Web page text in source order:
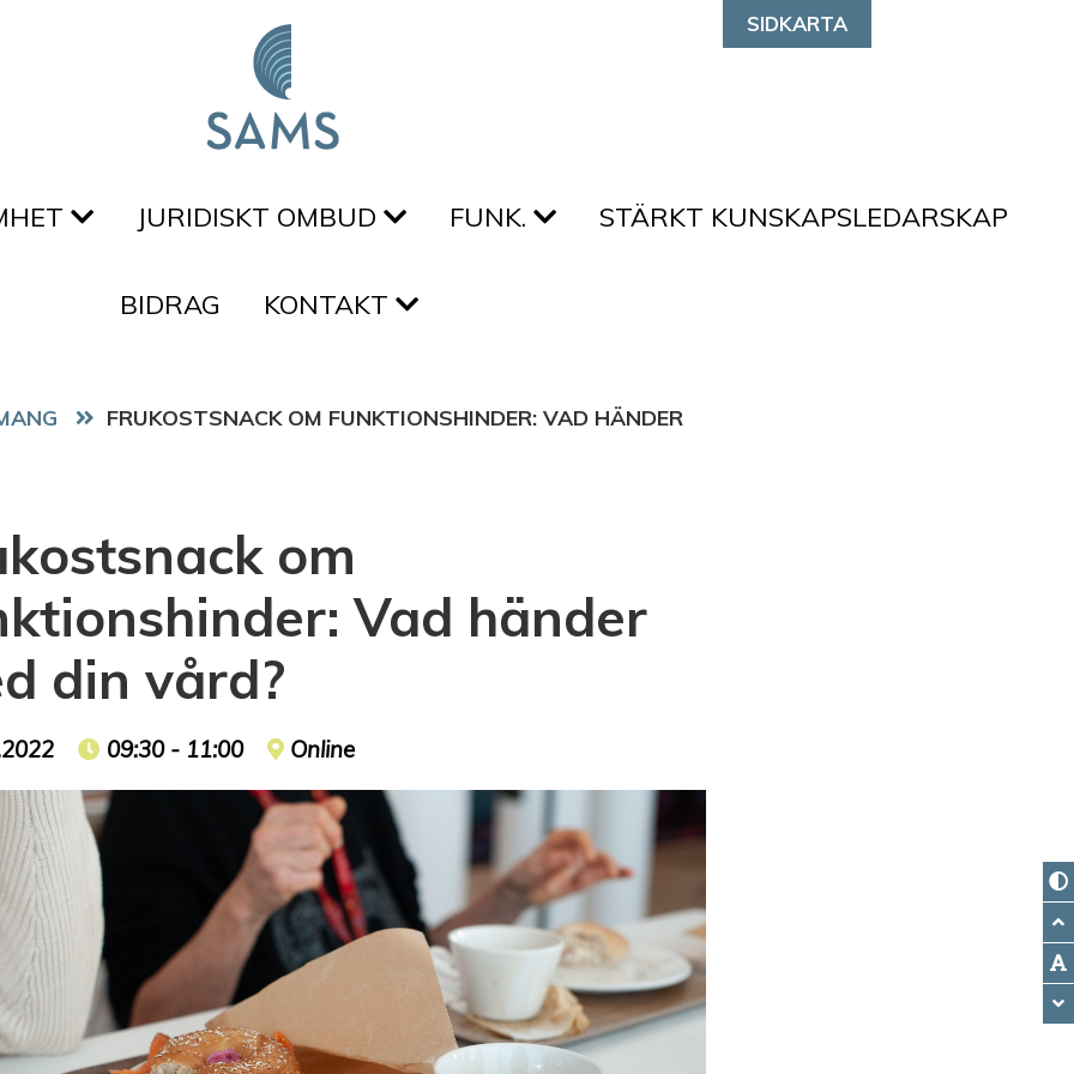
SIDKARTA
JURIDISKT OMBUD FUNK. STÄRKT KUNSKAPSLEDARSKAP
BIDRAG KONTAKT
FRUKOSTSNACK OM FUNKTIONSHINDER: VAD HÄNDER
om
Vad händer
din vård?
date Event time
09:30 - 11:00 Event location
Online